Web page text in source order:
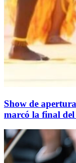
Show de
marcó la final